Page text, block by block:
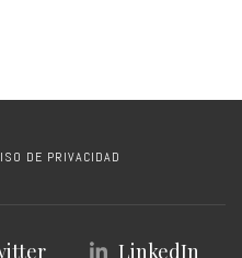
DE PRIVACIDAD
LinkedIn